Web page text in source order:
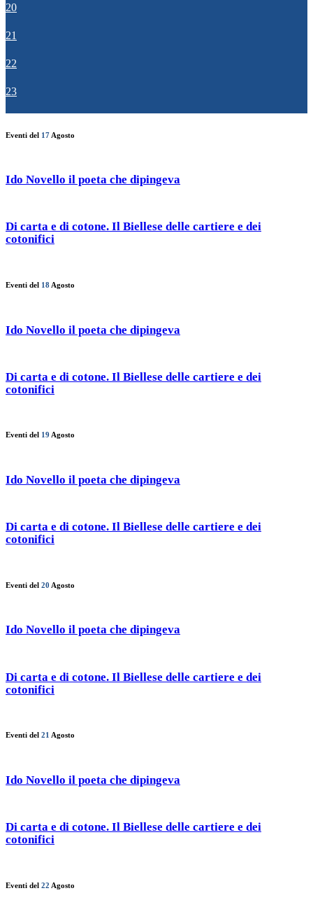
20
21
22
23
Eventi del 17 Agosto
Ido Novello il poeta che dipingeva
Di carta e di cotone. Il Biellese delle cartiere e dei
cotonifici
Eventi del 18 Agosto
Ido Novello il poeta che dipingeva
Di carta e di cotone. Il Biellese delle cartiere e dei
cotonifici
Eventi del 19 Agosto
Ido Novello il poeta che dipingeva
Di carta e di cotone. Il Biellese delle cartiere e dei
cotonifici
Eventi del 20 Agosto
Ido Novello il poeta che dipingeva
Di carta e di cotone. Il Biellese delle cartiere e dei
cotonifici
Eventi del 21 Agosto
Ido Novello il poeta che dipingeva
Di carta e di cotone. Il Biellese delle cartiere e dei
cotonifici
Eventi del 22 Agosto